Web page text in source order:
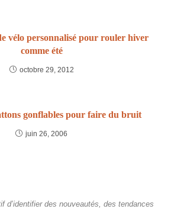
vélo personnalisé pour rouler hiver
comme été
octobre 29, 2012
gonflables pour faire du bruit
juin 26, 2006
d’identifier des nouveautés, des tendances